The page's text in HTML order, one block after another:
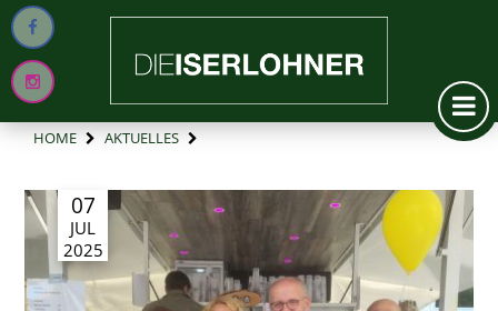
HOME AKTUELLES
07
JUL
2025